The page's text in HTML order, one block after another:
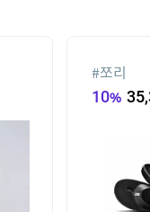
#쪼리
10%